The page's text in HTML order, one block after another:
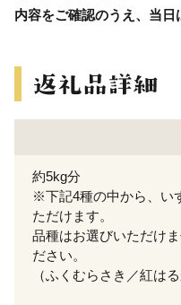
内容をご確認のうえ、当日
約5kg分
※下記4種の中から、い
ただけます。
品種はお選びいただけ
ださい。
（ふくむらさき／紅は